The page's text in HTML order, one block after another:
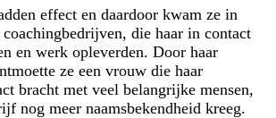
effect en daardoor kwam ze in
die haar in contact
en werk opleverden. Door haar
ze een vrouw die haar
bracht met veel belangrijke mensen,
nog meer naamsbekendheid kreeg.